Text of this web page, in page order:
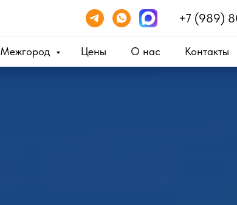
+7 (989)
Межгород Цены О нас Контакты